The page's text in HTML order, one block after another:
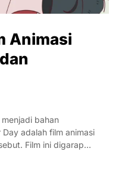
Animasi
bahan
adalah film animasi
Film ini digarap…